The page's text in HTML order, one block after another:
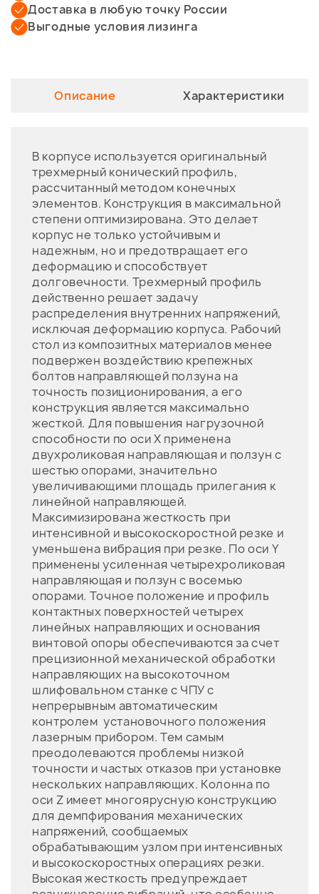
Доставка в любую точку России
Выгодные условия лизинга
Описание Характеристики
В корпусе используется оригинальный
трехмерный конический профиль,
рассчитанный методом конечных
элементов. Конструкция в максимальной
степени оптимизирована. Это делает
корпус не только устойчивым и
надежным, но и предотвращает его
деформацию и способствует
долговечности. Трехмерный профиль
действенно решает задачу
распределения внутренних напряжений,
исключая деформацию корпуса. Рабочий
стол из композитных материалов менее
подвержен воздействию крепежных
болтов направляющей ползуна на
точность позиционирования, а его
конструкция является максимально
жесткой. Для повышения нагрузочной
способности по оси X применена
двухроликовая направляющая и ползун с
шестью опорами, значительно
увеличивающими площадь прилегания к
линейной направляющей.
Максимизирована жесткость при
интенсивной и высокоскоростной резке и
уменьшена вибрация при резке. По оси Y
применены усиленная четырехроликовая
направляющая и ползун с восемью
опорами. Точное положение и профиль
контактных поверхностей четырех
линейных направляющих и основания
винтовой опоры обеспечиваются за счет
прецизионной механической обработки
направляющих на высокоточном
шлифовальном станке с ЧПУ с
непрерывным автоматическим
контролем установочного положения
лазерным прибором. Тем самым
преодолеваются проблемы низкой
точности и частых отказов при установке
нескольких направляющих. Колонна по
оси Z имеет многоярусную конструкцию
для демпфирования механических
напряжений, сообщаемых
обрабатывающим узлом при интенсивных
и высокоскоростных операциях резки.
Высокая жесткость предупреждает